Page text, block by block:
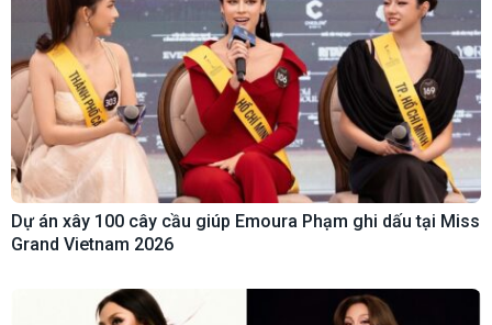
Dự án xây 100 cây cầu giúp Emoura Phạm ghi dấu tại Miss
Grand Vietnam 2026